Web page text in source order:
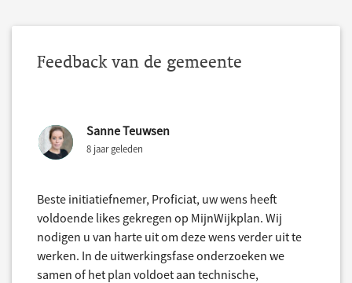
Feedback van de gemeente
Sanne Teuwsen
8 jaar geleden
Beste initiatiefnemer, Proficiat, uw wens heeft
voldoende likes gekregen op MijnWijkplan. Wij
nodigen u van harte uit om deze wens verder uit te
werken. In de uitwerkingsfase onderzoeken we
samen of het plan voldoet aan technische,